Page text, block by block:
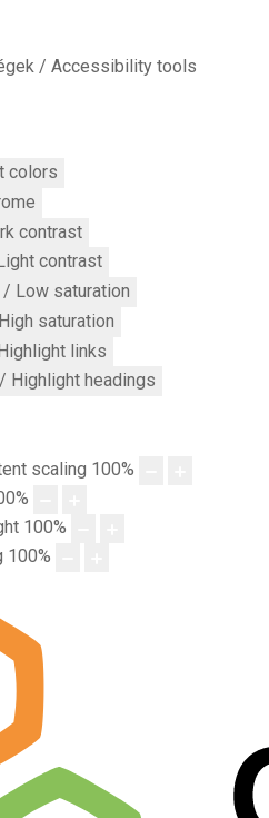
/ Accessibility tools
colors
contrast
contrast
Low saturation
saturation
links
Highlight headings
scaling 100%
%
100%
100%